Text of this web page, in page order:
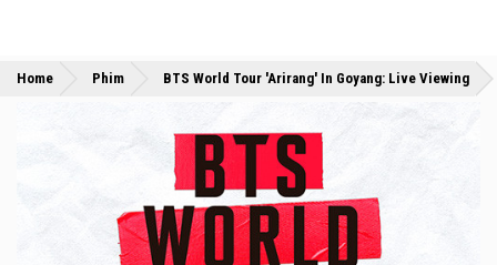
Home »
Phim »
BTS World Tour 'Arirang' In Goyang: Live Viewing